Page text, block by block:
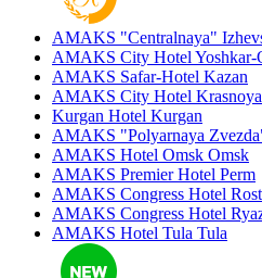
AMAKS "Centralnaya"
AMAKS City Hotel Yoshkar-
AMAKS Safar-Hotel Kazan
AMAKS City Hotel
Kurgan Hotel Kurgan
AMAKS "Polyarnaya
AMAKS Hotel Omsk Omsk
AMAKS Premier Hotel Perm
AMAKS Congress Hotel
AMAKS Congress Hotel
AMAKS Hotel Tula Tula